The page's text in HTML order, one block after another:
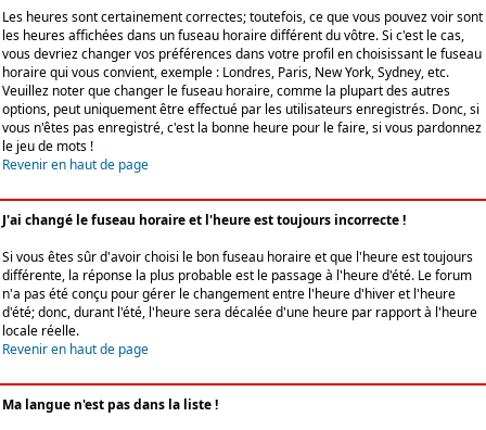
Les heures sont certainement correctes; toutefois, ce que vous pouvez voir sont
les heures affichées dans un fuseau horaire différent du vôtre. Si c'est le cas,
vous devriez changer vos préférences dans votre profil en choisissant le fuseau
horaire qui vous convient, exemple : Londres, Paris, New York, Sydney, etc.
Veuillez noter que changer le fuseau horaire, comme la plupart des autres
options, peut uniquement être effectué par les utilisateurs enregistrés. Donc, si
vous n'êtes pas enregistré, c'est la bonne heure pour le faire, si vous pardonnez
le jeu de mots !
Revenir en haut de page
J'ai changé le fuseau horaire et l'heure est toujours incorrecte !
Si vous êtes sûr d'avoir choisi le bon fuseau horaire et que l'heure est toujours
différente, la réponse la plus probable est le passage à l'heure d'été. Le forum
n'a pas été conçu pour gérer le changement entre l'heure d'hiver et l'heure
d'été; donc, durant l'été, l'heure sera décalée d'une heure par rapport à l'heure
locale réelle.
Revenir en haut de page
Ma langue n'est pas dans la liste !